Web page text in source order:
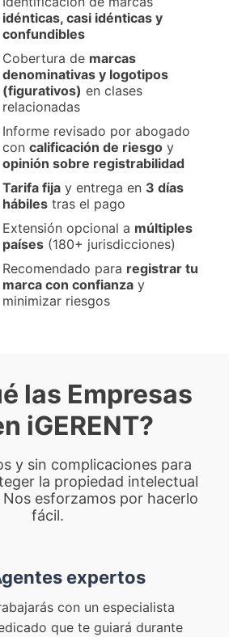
idénticas, casi idénticas y
confundibles
Cobertura de marcas
denominativas y logotipos
(figurativos) en clases
relacionadas
Informe revisado por abogado
con calificación de riesgo y
opinión sobre registrabilidad
Tarifa fija y entrega en 3 días
hábiles tras el pago
Extensión opcional a múltiples
países (180+ jurisdicciones)
Recomendado para registrar tu
marca con confianza y
minimizar riesgos
las Empresas
iGERENT?
y sin complicaciones para
la propiedad intelectual
esforzamos por hacerlo
fácil.
expertos
con un especialista
que te guiará durante